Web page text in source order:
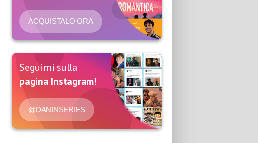
ACQUISTALO ORA
Seguimi sulla
pagina Instagram!
@DANINSERIES